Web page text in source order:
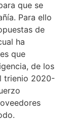
que se
Para ello
de
ha
que
de los
trienio 2020-